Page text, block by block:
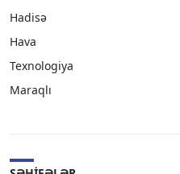
Hadisə
Hava
Texnologiya
Maraqlı